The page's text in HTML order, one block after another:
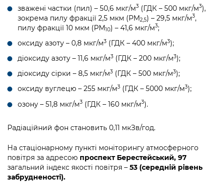
зважені частки (пил) – 50,6 мкг/м3 (ГДК – 500 мкг/м3),
зокрема пилу фракції 2,5 мкм (PM2,5) – 29,5 мкг/м3,
пилу фракції 10 мкм (PM10) – 41,6 мкг/м3;
оксиду азоту – 0,8 мкг/м3 (ГДК – 400 мкг/м3);
діоксиду азоту – 11,6 мкг/м3 (ГДК – 200 мкг/м3);
діоксиду сірки – 8,5 мкг/м3 (ГДК – 500 мкг/м3);
оксиду вуглецю – 255 мкг/м3 (ГДК – 5000 мкг/м3);
озону – 51,8 мкг/м3 (ГДК – 160 мкг/м3).
Радіаційний фон становить 0,11 мкЗв/год.
На стаціонарному пункті моніторингу атмосферного
повітря за адресою проспект Берестейський, 97
загальний індекс якості повітря – 53 (середній рівень
забрудненості).